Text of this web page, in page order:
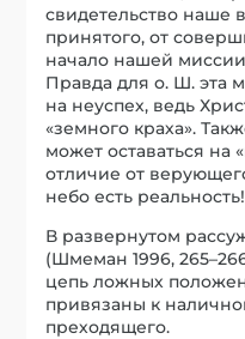
свидетельство наше
принятого, от
начало нашей
Правда для о. Ш. эта
на неуспех, ведь
«земного краха».
может оставаться на
отличие от
небо есть реальность!
В развернутом
(Шмеман 1996,
цепь ложных
привязаны к
преходящего.